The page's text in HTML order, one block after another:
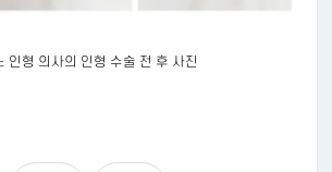
인형 의사의 인형 수술 전 후 사진